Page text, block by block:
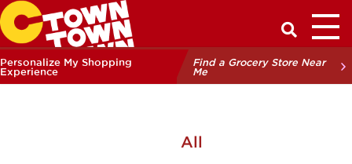
Have a
Personalize My Shopping
Experience
Find a Grocery Store Near
Me
All